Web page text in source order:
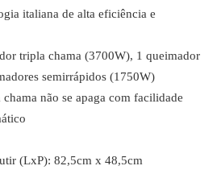
italiana de alta eficiência e
tripla chama (3700W), 1 queimador
semirrápidos (1750W)
chama não se apaga com facilidade
(LxP): 82,5cm x 48,5cm